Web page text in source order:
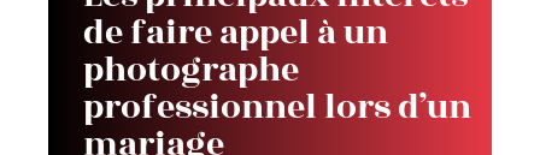
de faire appel à un
photographe
professionnel lors d’un
mariage